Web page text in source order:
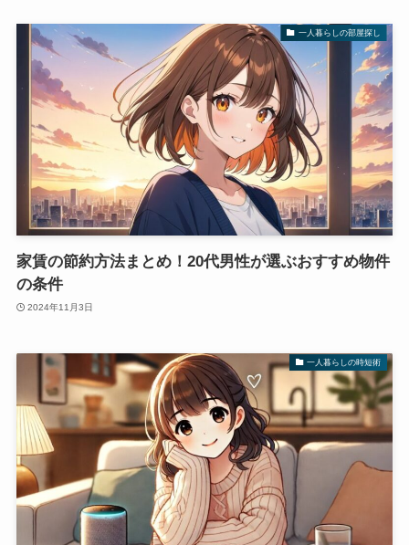
一人暮らしの部屋探し
家賃の節約方法まとめ！20代男性が選ぶおすすめ物件
の条件
2024年11月3日
一人暮らしの時短術